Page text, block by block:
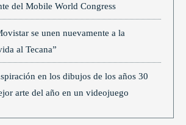
del Mobile World Congress
se unen nuevamente a la
al Tecana”
en los dibujos de los años 30
arte del año en un videojuego